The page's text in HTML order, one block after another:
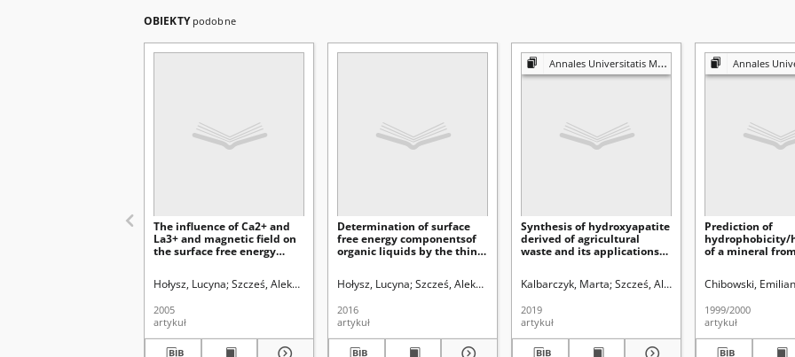
OBIEKTY podobne
The influence of Ca2+ and
La3+ and magnetic field on
the surface free energy
Hołysz, Lucyna Szcześ, Aleksandra Chibowski, Emil Julian Rudziński, Władysław. Red.
2005
artykuł
Determination of surface
free energy componentsof
organic liquids by the thin
Hołysz, Lucyna Szcześ, Aleksandra Goworek, Jacek (1949- ). Red.
2016
artykuł
Annales Universitatis Mariae Curie-Skłodowska. Sectio AA, Chemia
Synthesis of hydroxyapatite
derived of agricultural
waste and its applications
Kalbarczyk, Marta Szcześ, Aleksandra Goworek, Jacek
2019
artykuł
Annales Universitatis Mariae Curie-
Prediction of
hydrophobicity/
of a mineral
Chibowski, Emilian
1999/2000
artykuł